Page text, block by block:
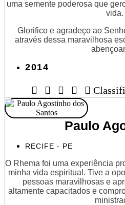
uma semente poderosa que
vida.
Glorifico e agradeço ao
através dessa maravilhosa
2014
    
Paulo
RECIFE - PE
O Rhema foi uma experiência
minha vida espiritual. Tive a
pessoas maravilhosas e
altamente capacitados e